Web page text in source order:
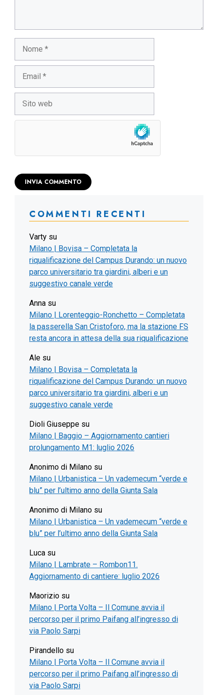
web
COMMENTI RECENTI
Varty su
Milano | Bovisa – Completata la
riqualificazione del Campus Durando: un nuovo
parco universitario tra giardini, alberi e un
suggestivo canale verde
Anna su
Milano | Lorenteggio-Ronchetto – Completata
la passerella San Cristoforo, ma la stazione FS
resta ancora in attesa della sua riqualificazione
Ale su
Milano | Bovisa – Completata la
riqualificazione del Campus Durando: un nuovo
parco universitario tra giardini, alberi e un
suggestivo canale verde
Dioli Giuseppe su
Milano | Baggio – Aggiornamento cantieri
prolungamento M1: luglio 2026
Anonimo di Milano su
Milano | Urbanistica – Un vademecum “verde e
blu” per l’ultimo anno della Giunta Sala
Anonimo di Milano su
Milano | Urbanistica – Un vademecum “verde e
blu” per l’ultimo anno della Giunta Sala
Luca su
Milano | Lambrate – Rombon11.
Aggiornamento di cantiere: luglio 2026
Maorizio su
Milano | Porta Volta – Il Comune avvia il
percorso per il primo Paifang all’ingresso di
via Paolo Sarpi
Pirandello su
Milano | Porta Volta – Il Comune avvia il
percorso per il primo Paifang all’ingresso di
via Paolo Sarpi